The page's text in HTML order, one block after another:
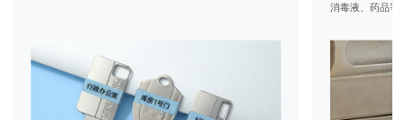
消毒液、药品等